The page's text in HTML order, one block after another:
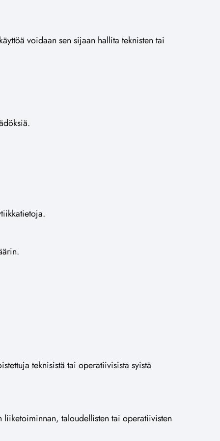
voidaan sen sijaan hallita teknisten tai
teknisistä tai operatiivisista syistä
liiketoiminnan, taloudellisten tai operatiivisten